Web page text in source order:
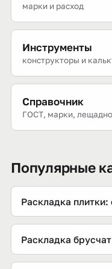
марки и расход
Инструменты
конструкторы и
Справочник
ГОСТ, марки,
Популярные
Раскладка
Раскладка